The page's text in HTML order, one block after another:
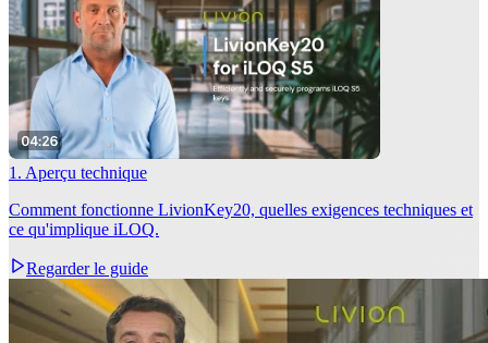
1. Aperçu technique
Comment fonctionne LivionKey20, quelles exigences techniques et
ce qu'implique iLOQ.
Regarder le guide